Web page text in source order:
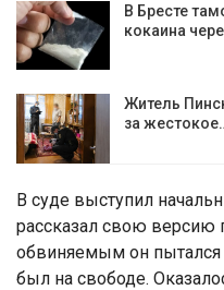
В Бресте
кокаина
Житель
за
В суде выступил
рассказал свою
обвиняемым он пытался
был на свободе.